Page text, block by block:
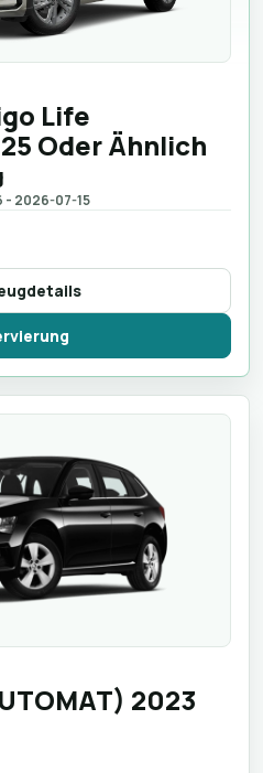
Life
Oder Ähnlich
- 2026-07-15
2023